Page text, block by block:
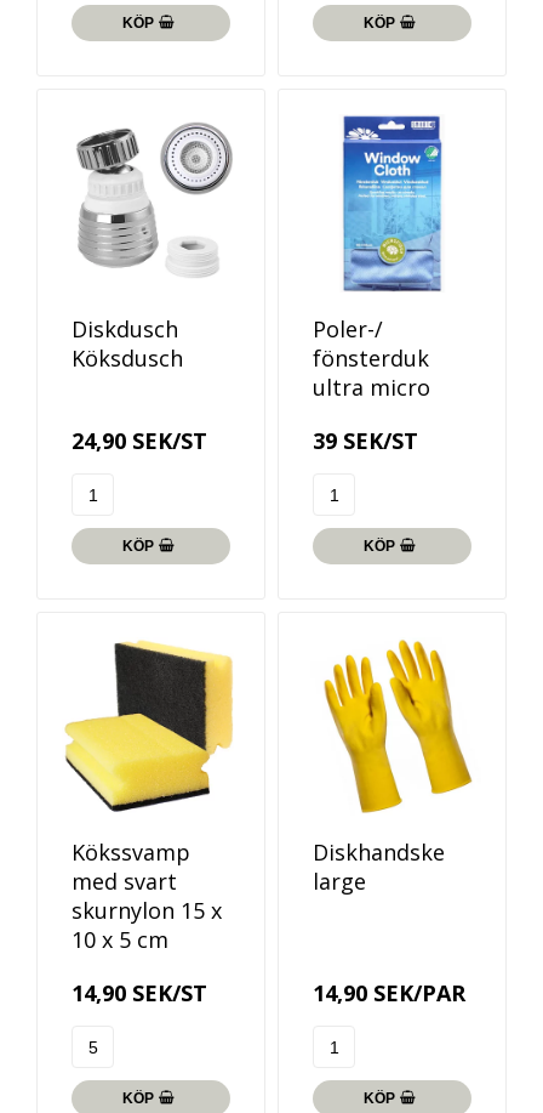
KÖP KÖP
Diskdusch
Köksdusch
24,90 SEK/ST
KÖP
Poler-/
fönsterduk
ultra micro
39 SEK/ST
KÖP
Kökssvamp
med svart
skurnylon 15 x
10 x 5 cm
14,90 SEK/ST
KÖP
Diskhandske
large
14,90 SEK/PAR
KÖP